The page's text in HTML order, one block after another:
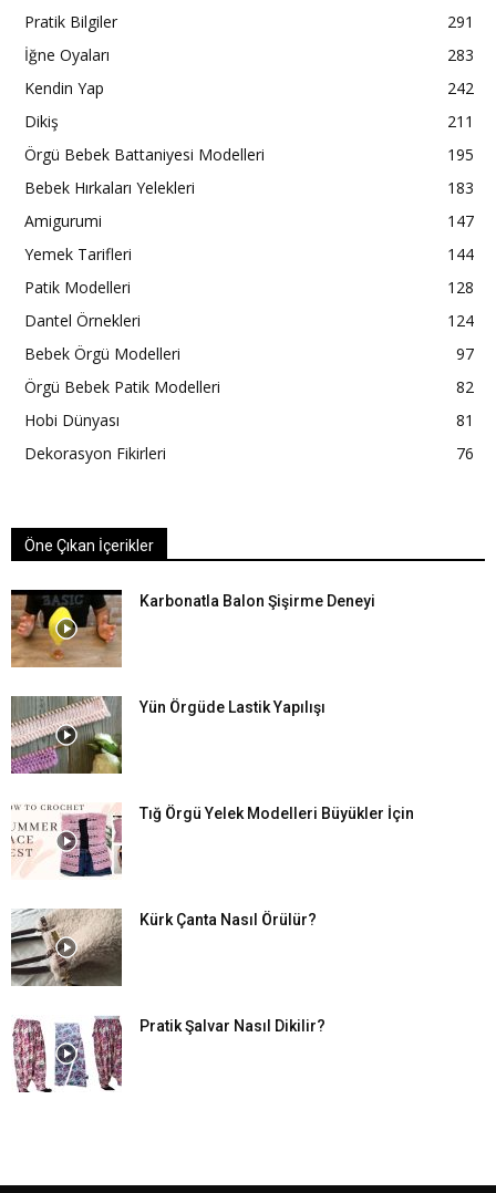
Pratik Bilgiler
291
İğne Oyaları
283
Kendin Yap
242
Dikiş
211
Örgü Bebek Battaniyesi Modelleri
195
Bebek Hırkaları Yelekleri
183
Amigurumi
147
Yemek Tarifleri
144
Patik Modelleri
128
Dantel Örnekleri
124
Bebek Örgü Modelleri
97
Örgü Bebek Patik Modelleri
82
Hobi Dünyası
81
Dekorasyon Fikirleri
76
Öne Çıkan İçerikler
Karbonatla Balon Şişirme Deneyi
Yün Örgüde Lastik Yapılışı
Tığ Örgü Yelek Modelleri Büyükler İçin
Kürk Çanta Nasıl Örülür?
Pratik Şalvar Nasıl Dikilir?